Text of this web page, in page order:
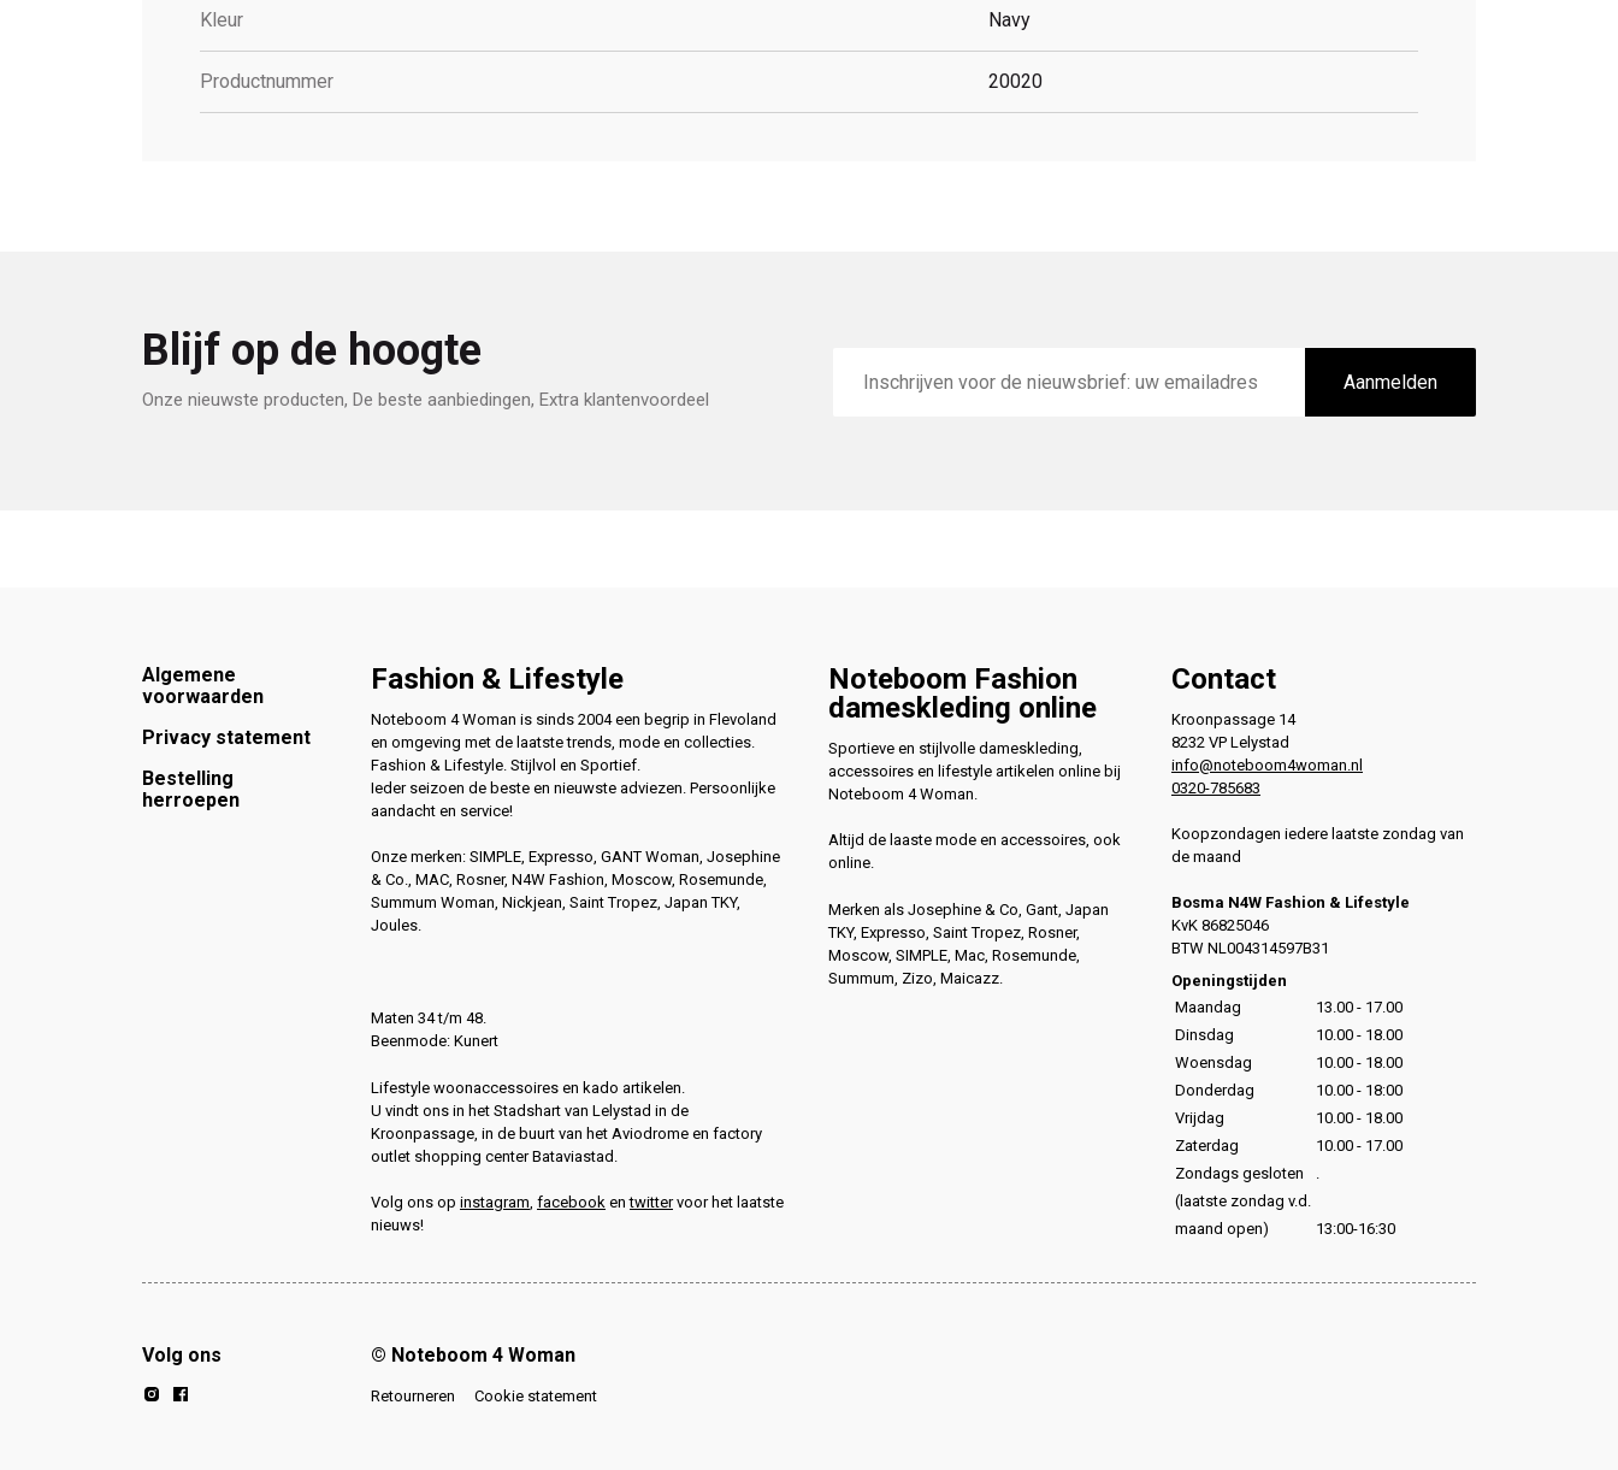
Kleur Navy
Productnummer 20020
Blijf op de hoogte
Onze nieuwste producten, De beste aanbiedingen, Extra klantenvoordeel
mailadres
Aanmelden
Footer
Algemene
voorwaarden
Privacy statement
Bestelling
herroepen
Fashion & Lifestyle
Noteboom 4 Woman is sinds 2004 een begrip in Flevoland
en omgeving met de laatste trends, mode en collecties.
Fashion & Lifestyle. Stijlvol en Sportief.
Ieder seizoen de beste en nieuwste adviezen. Persoonlijke
aandacht en service!
Onze merken: SIMPLE, Expresso, GANT Woman, Josephine
& Co., MAC, Rosner, N4W Fashion, Moscow, Rosemunde,
Summum Woman, Nickjean, Saint Tropez, Japan TKY,
Joules.
Maten 34 t/m 48.
Beenmode: Kunert
Lifestyle woonaccessoires en kado artikelen.
U vindt ons in het Stadshart van Lelystad in de
Kroonpassage, in de buurt van het Aviodrome en factory
outlet shopping center Bataviastad.
Volg ons op instagram, facebook entwittervoor het laatste
nieuws!
Noteboom Fashion
dameskleding online
Sportieve en stijlvolle dameskleding,
accessoires en lifestyle artikelen online bij
Noteboom 4 Woman.
Altijd de laaste mode en accessoires, ook
online.
Merken als Josephine & Co, Gant, Japan
TKY, Expresso, Saint Tropez, Rosner,
Moscow, SIMPLE, Mac, Rosemunde,
Summum, Zizo, Maicazz.
Contact
Kroonpassage 14
8232 VP Lelystad
info@noteboom4woman.nl
0320-785683
Koopzondagen iedere laatste zondag van
de maand
Bosma N4W Fashion & Lifestyle
KvK 86825046
BTW NL004314597B31
Openingstijden
Maandag
13.00 - 17.00
Dinsdag
10.00 - 18.00
Woensdag
10.00 - 18.00
Donderdag
10.00 - 18:00
Vrijdag
10.00 - 18.00
Zaterdag
10.00 - 17.00
Zondags gesloten
.
(laatste zondag v.d.
maand open)
13:00-16:30
Volg ons © Noteboom 4 Woman
Retourneren Cookie statement